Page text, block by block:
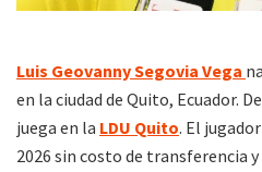
Luis Geovanny Segovia Vega
en la ciudad de Quito, Ecuador.
juega en la LDU Quito. El
2026 sin costo de transferencia